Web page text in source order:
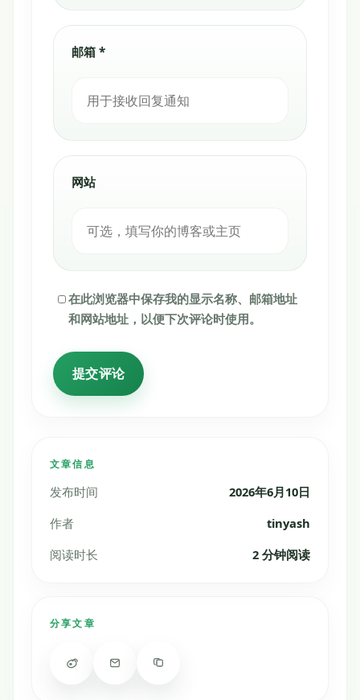
文章信息
发布时间
2026年6月10日
作者
tinyash
阅读时长
2 分钟阅读
分享文章
邮箱 *
网站
在此浏览器中保存我的显示名称、邮箱地址
和网站地址，以便下次评论时使用。